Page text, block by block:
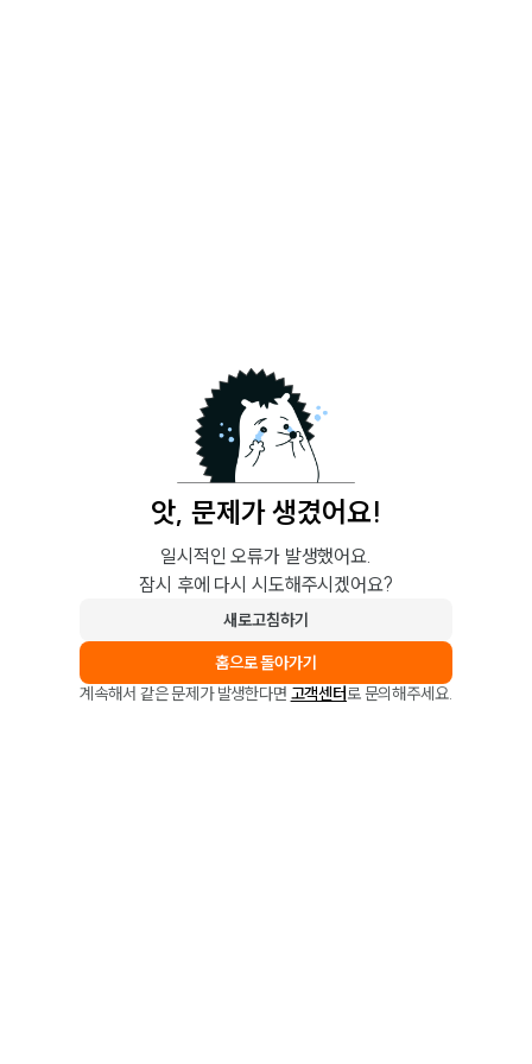
앗, 문제가 생겼어요!
일시적인 오류가 발생했어요.
잠시 후에 다시 시도해주시겠어요?
새로고침하기
홈으로 돌아가기
계속해서 같은 문제가 발생한다면 고객센터로 문의해주세요.